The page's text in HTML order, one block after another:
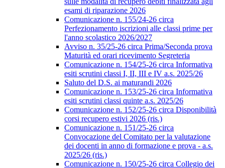
esami di riparazione 2026
Comunicazione n. 155/24-26 circa
Perfezionamento iscrizioni alle classi prime per
l'anno scolastico 2026/2027
Avviso n. 35/25-26 circa Prima/Seconda prova
Maturità ed orari ricevimento Segreteria
Comunicazione n. 154/25-26 circa Informativa
esiti scrutini classi I, II, III e IV a.s. 2025/26
Saluto del D.S. ai maturandi 2026
Comunicazione n. 153/25-26 circa Informativa
esiti scrutini classi quinte a.s. 2025/26
Comunicazione n. 152/25-26 circa Disponibilità
corsi recupero estivi 2026 (ris.)
Comunicazione n. 151/25-26 circa
Convocazione del Comitato per la valutazione
dei docenti in anno di formazione e prova - a.s.
2025/26 (ris.)
Comunicazione n. 150/25-26 circa Collegio dei